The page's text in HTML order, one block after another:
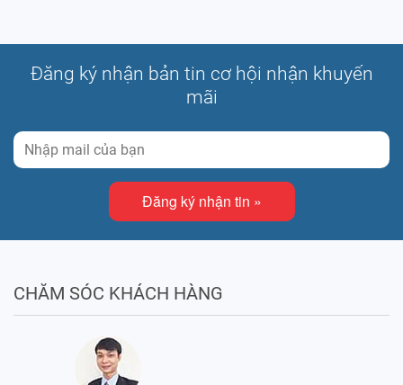
Đăng ký nhận bản tin cơ hội nhận khuyến
mãi
Đăng ký nhận tin »
CHĂM SÓC KHÁCH HÀNG